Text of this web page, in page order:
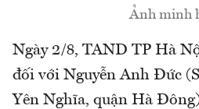
Ảnh minh
Ngày 2/8, TAND TP Hà
đối với Nguyễn Anh Đức
Yên Nghĩa, quận Hà